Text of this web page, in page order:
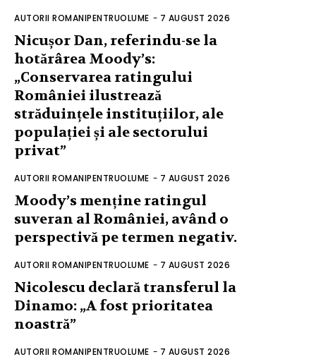
AUTORII ROMANIPENTRUOLUME - 7 AUGUST 2026
Nicușor Dan, referindu-se la
hotărârea Moody’s:
„Conservarea ratingului
României ilustrează
străduințele instituțiilor, ale
populației și ale sectorului
privat”
AUTORII ROMANIPENTRUOLUME - 7 AUGUST 2026
Moody’s menține ratingul
suveran al României, având o
perspectivă pe termen negativ.
AUTORII ROMANIPENTRUOLUME - 7 AUGUST 2026
Nicolescu declară transferul la
Dinamo: „A fost prioritatea
noastră”
AUTORII ROMANIPENTRUOLUME - 7 AUGUST 2026